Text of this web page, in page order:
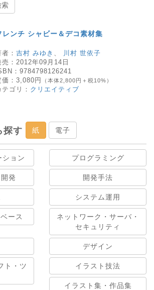
索
レンチ シャビー＆デコ素材集
： 吉村 みゆき
川村 世依子
： 2012年09月14日
： 9784798126241
価： 3,080円 （本体2,800円＋税10%）
テゴリ： クリエイティブ
探す 紙 電子
ション プログラミング
発 開発手法
システム運用
ース
ネットワーク・サーバ・
セキュリティ
デザイン
ト・ツ
イラスト技法
イラスト集・作品集